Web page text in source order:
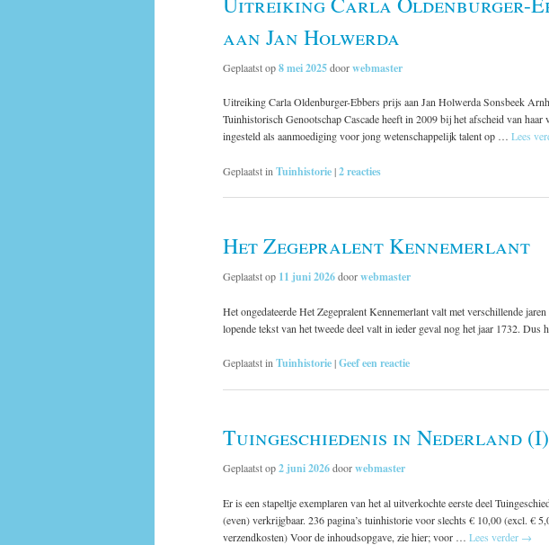
aan Jan Holwerda
Geplaatst op8 mei 2025doorwebmaster
Uitreiking Carla Oldenburger-Ebbers prijs aan Jan Holwerda Sonsbeek
Tuinhistorisch Genootschap Cascade heeft in 2009 bij het afscheid van
ingesteld als aanmoediging voor jong wetenschappelijk talent op … Lees
Geplaatst in Tuinhistorie|2reacties
Het Zegepralent Kennemerlant
Geplaatst op 11 juni 2026doorwebmaster
Het ongedateerde Het Zegepralent Kennemerlant valt met verschillende
lopende tekst van het tweede deel valt in ieder geval nog het jaar 1732. Dus
Geplaatst in Tuinhistorie|Geef een reactie
Tuingeschiedenis in Nederland (I)
Geplaatst op2 juni 2026doorwebmaster
Er is een stapeltje exemplaren van het al uitverkochte eerste deel
(even) verkrijgbaar. 236 pagina’s tuinhistorie voor slechts € 10,00 (excl. €
verzendkosten) Voor de inhoudsopgave, zie hier; voor … Lees verder →